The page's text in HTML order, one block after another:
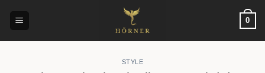
Inhalt
0
STYLE